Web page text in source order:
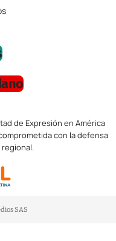
de Expresión en América
con la defensa
SAS